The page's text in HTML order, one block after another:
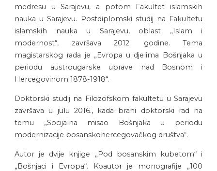
medresu u Sarajevu, a potom Fakultet islamskih
nauka u Sarajevu. Postdiplomski studij na Fakultetu
islamskih nauka u Sarajevu, oblast „Islam i
modernost“, završava 2012. godine. Tema
magistarskog rada je „Evropa u djelima Bošnjaka u
periodu austrougarske uprave nad Bosnom i
Hercegovinom 1878-1918“.
Doktorski studij na Filozofskom fakultetu u Sarajevu
završava u julu 2016., kada brani doktorski rad na
temu „Socijalna misao Bošnjaka u periodu
modernizacije bosanskohercegovačkog društva“.
Autor je dvije knjige „Pod bosanskim kubetom“ i
„Bošnjaci i Evropa“. Koautor je monografije „100